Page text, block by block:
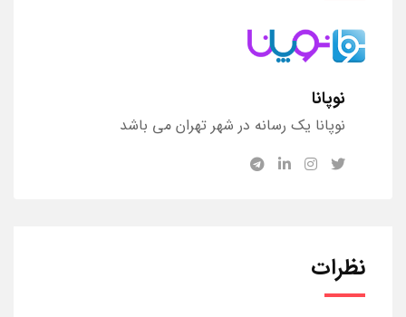
نوپانا
نوپانا یک رسانه در شهر تهران می باشد
نظرات